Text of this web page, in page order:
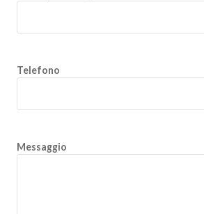
Telefono
Messaggio